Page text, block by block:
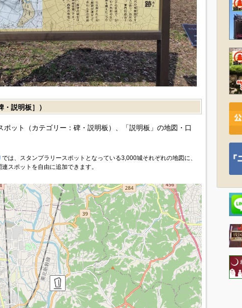
・説明板］）
ット（カテゴリー：碑・説明板）、「説明板」の地図・口
では、スタンプラリースポットとなっている3,000城それぞれの地図に、
スポットを自由に追加できます。